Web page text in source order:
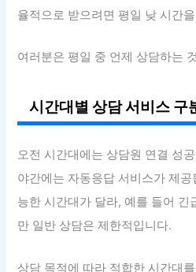
율적으로 받으려면 평일 낮 시간
여러분은 평일 중 언제 상담하는
시간대별 상담 서비스 구
오전 시간대에는 상담원 연결 성
야간에는 자동응답 서비스가 제
능한 시간대가 달라, 예를 들어 긴
만 일반 상담은 제한적입니다.
상담 목적에 따라 적합한 시간대